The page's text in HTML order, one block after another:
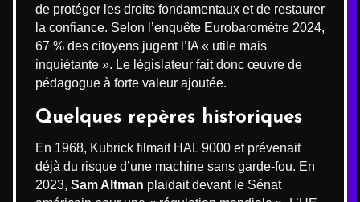
de protéger les droits fondamentaux et de restaurer
la confiance. Selon l’enquête Eurobaromètre 2024,
67 % des citoyens jugent l’IA « utile mais
inquiétante ». Le législateur fait donc œuvre de
pédagogue à forte valeur ajoutée.
Quelques repères historiques
En 1968, Kubrick filmait HAL 9000 et prévenait
déjà du risque d’une machine sans garde-fou. En
2023, Sam Altman plaidait devant le Sénat